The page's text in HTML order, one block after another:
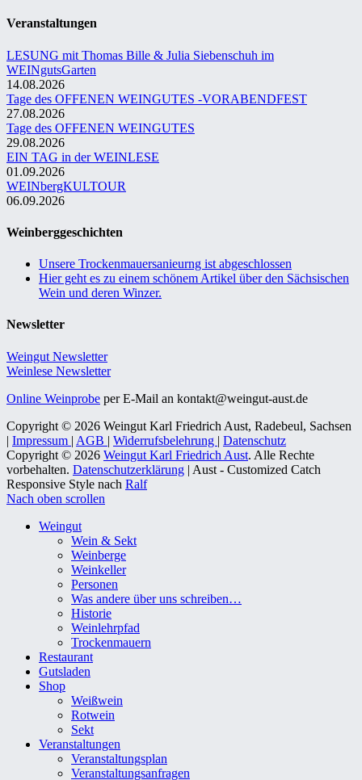
Veranstaltungen
LESUNG mit Thomas Bille & Julia Siebenschuh im
WEINgutsGarten
14.08.2026
Tage des OFFENEN WEINGUTES -VORABENDFEST
27.08.2026
Tage des OFFENEN WEINGUTES
29.08.2026
EIN TAG in der WEINLESE
01.09.2026
WEINbergKULTOUR
06.09.2026
Weinberggeschichten
Unsere Trockenmauersanieurng ist abgeschlossen
Hier geht es zu einem schönem Artikel über den Sächsischen
Wein und deren Winzer.
Newsletter
Weingut Newsletter
Weinlese Newsletter
Online Weinprobe per E-Mail an kontakt@weingut-aust.de
Copyright © 2026 Weingut Karl Friedrich Aust, Radebeul, Sachsen
| Impressum | AGB | Widerrufsbelehrung | Datenschutz
Copyright © 2026 Weingut Karl Friedrich Aust. Alle Rechte
vorbehalten. Datenschutzerklärung | Aust - Customized Catch
Responsive Style nach Ralf
Nach oben scrollen
Weingut
Wein & Sekt
Weinberge
Weinkeller
Personen
Was andere über uns schreiben…
Historie
Weinlehrpfad
Trockenmauern
Restaurant
Gutsladen
Shop
Weißwein
Rotwein
Sekt
Veranstaltungen
Veranstaltungsplan
Veranstaltungsanfragen